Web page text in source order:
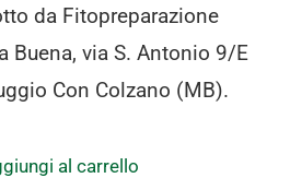
da Fitopreparazione
Buena, via S. Antonio 9/E
Con Colzano (MB).
al carrello